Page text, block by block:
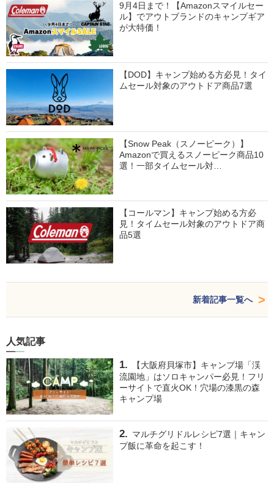
9月4日まで！【Amazonスマイルセー
ル】でアウトブランドのキャンプギア
が大特価！
【DOD】キャンプ始める方必見！タイ
ムセール対象のアウトドア商品7選
【Snow Peak（スノーピーク）】
Amazonで買えるスノーピーク商品10
選！一部タイムセール対…
【コールマン】キャンプ始める方必
見！タイムセール対象のアウトドア商
品5選
新着記事一覧へ
人気記事
【大阪府貝塚市】キャンプ場「渓
流園地」はソロキャンパー必見！フリ
ーサイトで直火OK！穴場の漆黒の森
キャンプ場
マルチグリドルレシピ7選｜キャン
プ飯に革命を起こす！